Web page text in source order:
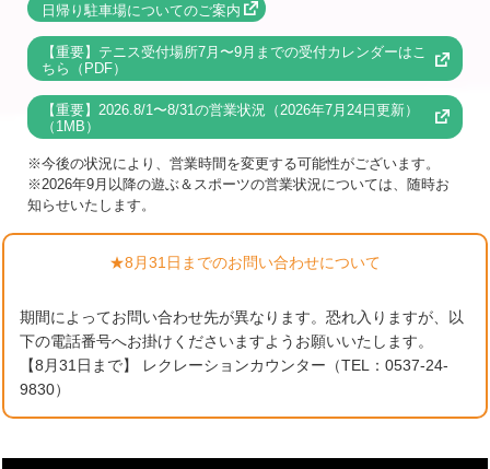
日帰り駐車場についてのご案内
【重要】テニス受付場所7月〜9月までの受付カレンダーはこ
ちら（PDF）
【重要】2026.8/1〜8/31の営業状況（2026年7月24日更新）
（1MB）
※今後の状況により、営業時間を変更する可能性がございます。
※2026年9月以降の遊ぶ＆スポーツの営業状況については、随時お
知らせいたします。
★8月31日までのお問い合わせについて
期間によってお問い合わせ先が異なります。恐れ入りますが、以
下の電話番号へお掛けくださいますようお願いいたします。
【8月31日まで】 レクレーションカウンター（TEL：0537-24-
9830）